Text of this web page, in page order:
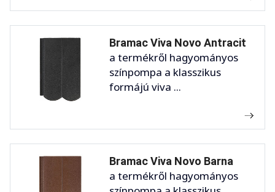
Bramac Viva Novo Antracit
a termékről hagyományos
színpompa a klasszikus
formájú viva ...
Bramac Viva Novo Barna
a termékről hagyományos